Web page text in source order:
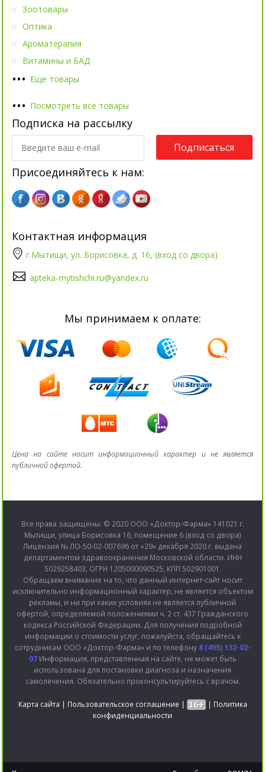
••• Еще товары
Зоотовары
Оптика
Ароматерапия
Витамины и БАД
••• Посмотреть все товары
Подписка на рассылку
Подписаться
Присоединяйтесь к нам:
Контактная информация
г.Мытищи, ул. Борисовка, д. 16, (вход со двора)
apteka-mytishchi.ru@yandex.ru
Мы принимаем к оплате:
Цена на сайте носит информационный характер и не является
публичной офертой.
Все права защищены. © 2020 ООО «Доктор-Фарма» 141021 г.
Мытищи, улица Борисовка 16, помещение 6 (вход со двора)
Лицензия № ЛО-50-02-007696 от «29» декабря 2020 г. выдана
департаментом здравоохранения Московской области. ИНН
5029258403, ОГРН 1205000090525, КПП 502901001.
Обращаем внимание на то, что данный интернет-сайт носит
исключительно информационный характер, не является объектом
рекламы, и ни при каких условиях не является публичной
офертой, определяемой положениями ч. 2 ст. 437 Гражданского
кодекса Российской Федерации. Для получения подробной
информации о стоимости услуг, пожалуйста, обращайтесь к
сотрудникам ООО «Доктор-Фарма» и по телефону 8 (495) 132-02-
07Информация, представленная на сайте, не может быть
использована для постановки диагноза и назначения
самолечения. Обязательно проконсультируйтесь с врачом.
Карта сайта | Пользовательское соглашение | | Политика
конфиденциальности